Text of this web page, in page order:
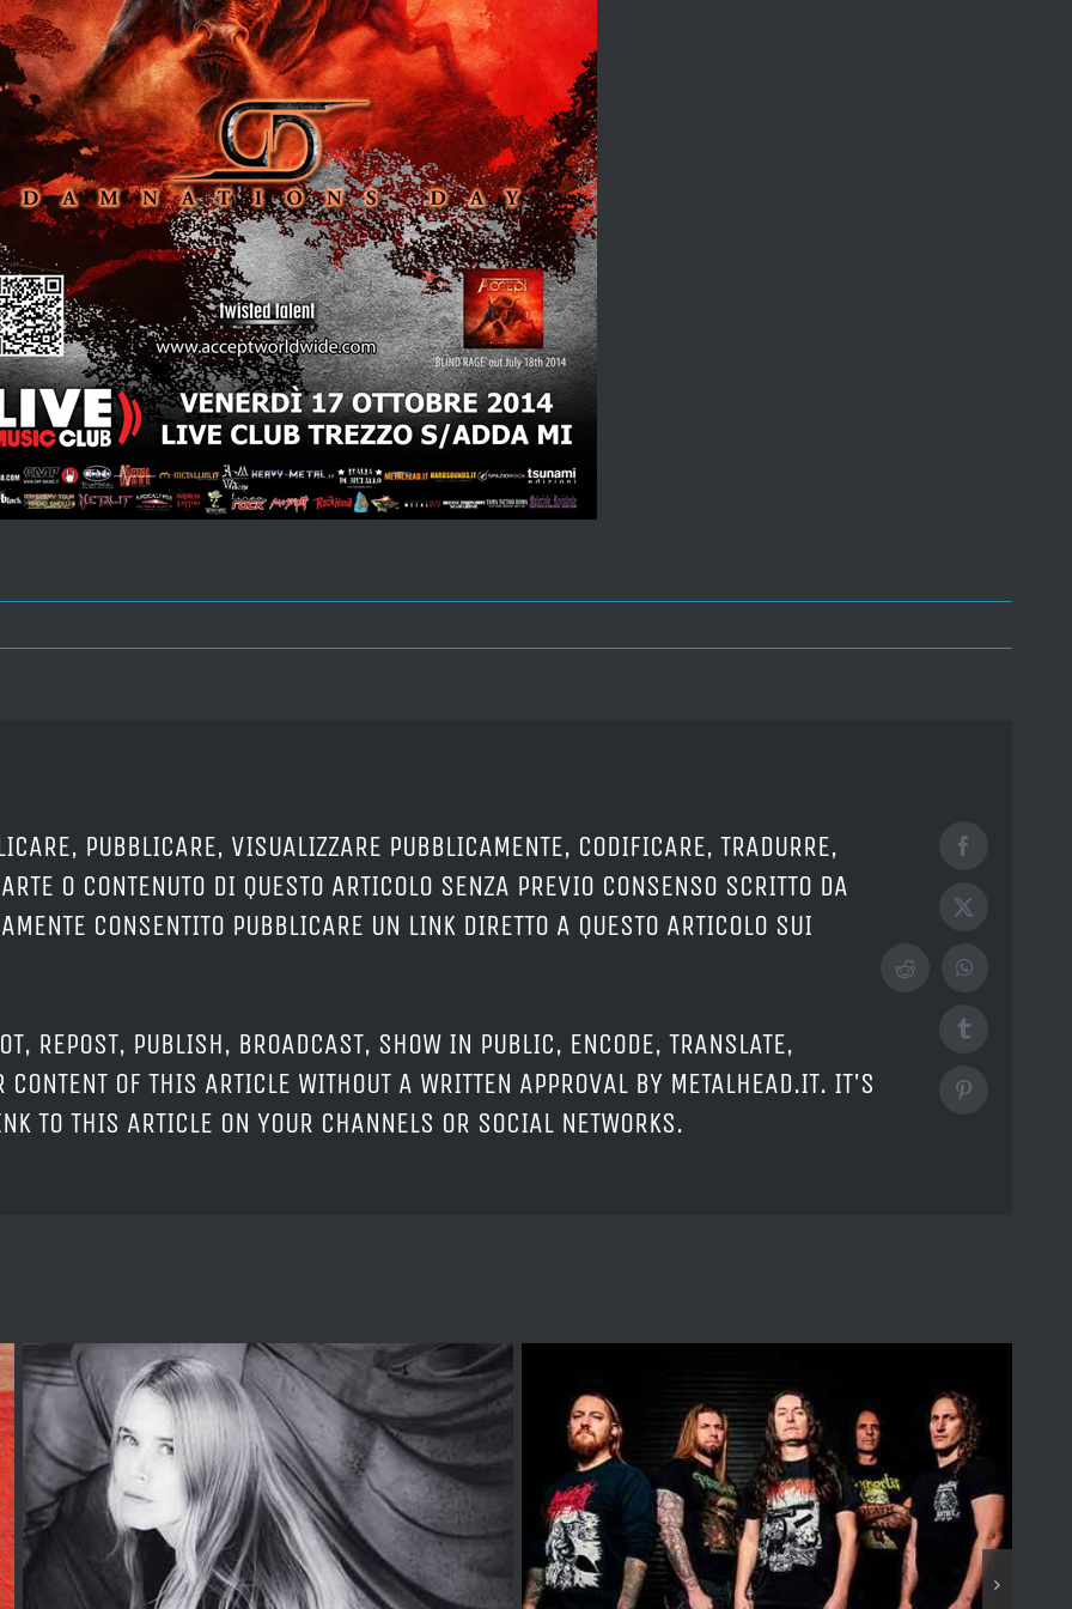
PUBBLICARE, VISUALIZZARE PUBBLICAMENTE, CODIFICARE, TRADURRE,
O CONTENUTO DI QUESTO ARTICOLO SENZA PREVIO CONSENSO SCRITTO DA
CONSENTITO PUBBLICARE UN LINK DIRETTO A QUESTO ARTICOLO SUI
REPOST, PUBLISH, BROADCAST, SHOW IN PUBLIC, ENCODE, TRANSLATE,
OF THIS ARTICLE WITHOUT A WRITTEN APPROVAL BY METALHEAD.IT. IT'S
TO THIS ARTICLE ON YOUR CHANNELS OR SOCIAL NETWORKS.
Facebook
X
RedditWhatsApp
Tumblr
Pinterest